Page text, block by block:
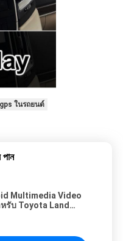
ในรถยนต์
Multimedia Video
รับ Toyota Land